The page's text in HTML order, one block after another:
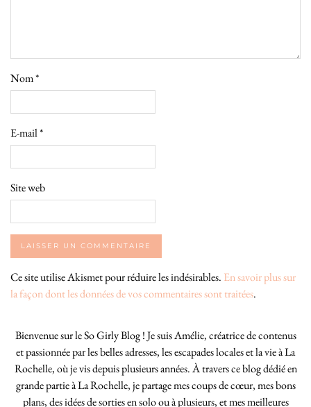
Nom*
E-mail*
Site web
Ce site utilise Akismet pour réduire les indésirables. En savoir plus sur
la façon dont les données de vos commentaires sont traitées.
Bienvenue sur le So Girly Blog ! Je suis Amélie, créatrice de contenus
et passionnée par les belles adresses, les escapades locales et la vie à La
Rochelle, où je vis depuis plusieurs années. À travers ce blog dédié en
grande partie à La Rochelle, je partage mes coups de cœur, mes bons
plans, des idées de sorties en solo ou à plusieurs, et mes meilleures